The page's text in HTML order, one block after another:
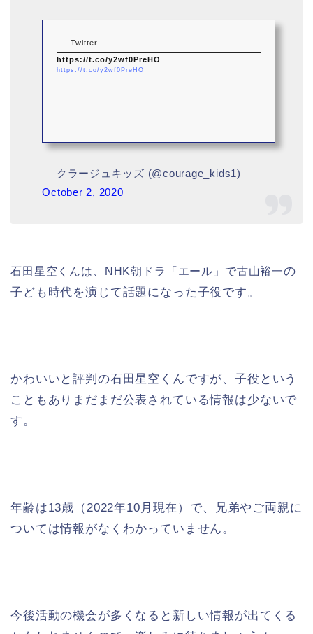
Twitter
https://t.co/y2wf0PreHO
https://t.co/y2wf0PreHO
— クラージュキッズ (@courage_kids1)
October 2, 2020
石田星空くんは、NHK朝ドラ「エール」で古山裕一の
子ども時代を演じて話題になった子役です。
かわいいと評判の石田星空くんですが、子役という
こともありまだまだ公表されている情報は少ないで
す。
年齢は13歳（2022年10月現在）で、兄弟やご両親に
ついては情報がなくわかっていません。
今後活動の機会が多くなると新しい情報が出てくる